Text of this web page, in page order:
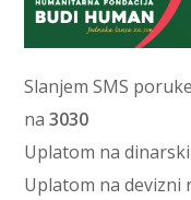
Slanjem SMS
na3030
Uplatom na
Uplatom na devizni